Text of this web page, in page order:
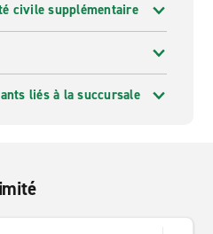
civile supplémentaire
liés à la succursale